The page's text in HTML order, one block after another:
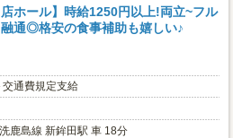
店ホール】時給1250円以上!両立~フル
融通◎格安の食事補助も嬉しい♪
通費規定支給
鹿島線 新鉾田駅 車 18分